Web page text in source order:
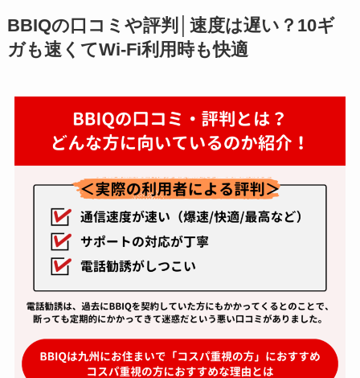
BBIQの口コミや評判│速度は遅い？10ギ
ガも速くてWi-Fi利用時も快適